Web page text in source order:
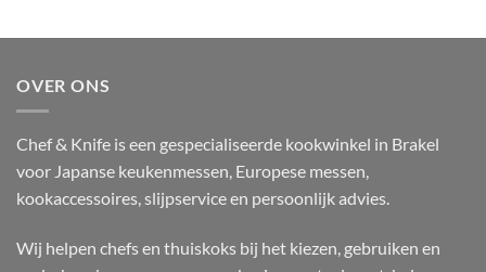
OVER ONS
Chef & Knife is een gespecialiseerde kookwinkel in Brakel
voor Japanse keukenmessen, Europese messen,
kookaccessoires, slijpservice en persoonlijk advies.
Wij helpen chefs en thuiskoks bij het kiezen, gebruiken en